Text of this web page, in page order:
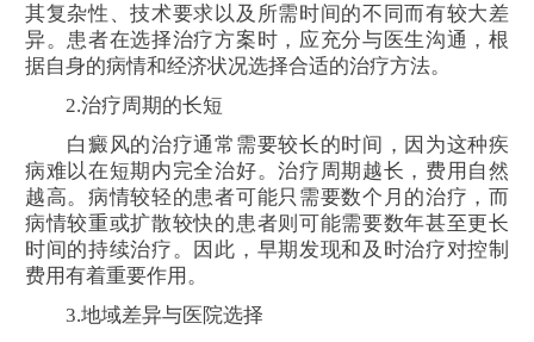
其复杂性、技术要求以及所需时间的不同而有较大差
异。患者在选择治疗方案时，应充分与医生沟通，根
据自身的病情和经济状况选择合适的治疗方法。
2.治疗周期的长短
白癜风的治疗通常需要较长的时间，因为这种疾
病难以在短期内完全治好。治疗周期越长，费用自然
越高。病情较轻的患者可能只需要数个月的治疗，而
病情较重或扩散较快的患者则可能需要数年甚至更长
时间的持续治疗。因此，早期发现和及时治疗对控制
费用有着重要作用。
3.地域差异与医院选择